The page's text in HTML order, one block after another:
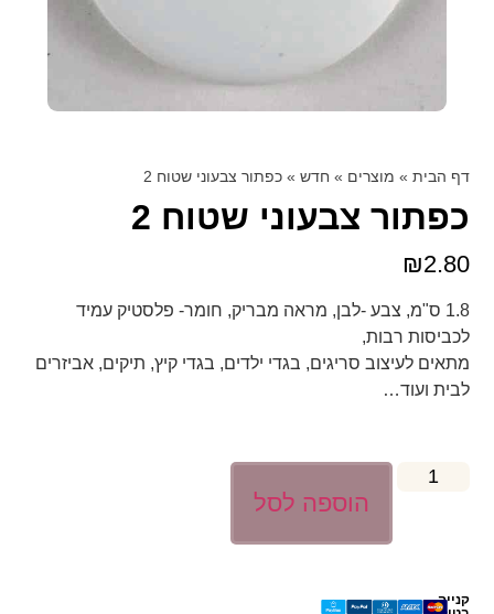
דף הבית » מוצרים » חדש »כפתור צבעוני שטוח 2
כפתור צבעוני שטוח 2
₪2.80
1.8 ס"מ, צבע -לבן, מראה מבריק, חומר- פלסטיק עמיד
לכביסות רבות,
מתאים לעיצוב סריגים, בגדי ילדים, בגדי קיץ, תיקים, אביזרים
לבית ועוד…
הוספה לסל
קנייה